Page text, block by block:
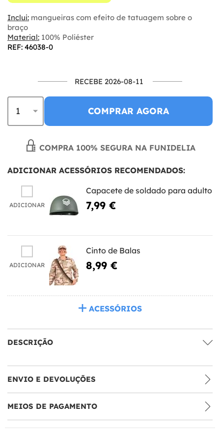
Inclui: mangueiras com efeito de tatuagem sobre o
braço
Material: 100% Poliéster
REF: 46038-0
RECEBE 2026-08-11
COMPRAR AGORA
COMPRA 100% SEGURA NA FUNIDELIA
ADICIONAR ACESSÓRIOS RECOMENDADOS:
ADICIONAR
Capacete de soldado para adulto
7,99 €
ADICIONAR
Cinto de Balas
8,99 €
ACESSÓRIOS
DESCRIÇÃO
ENVIO E DEVOLUÇÕES
MEIOS DE PAGAMENTO